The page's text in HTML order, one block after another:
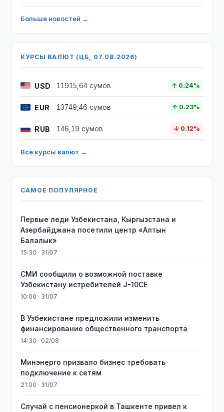
Больше новостей →
КУРСЫ ВАЛЮТ (ЦБ, 07.08.2026)
USD 11915,64 сумов ↑ 0.24%
EUR 13749,46 сумов ↑ 0.23%
RUB 146,19 сумов ↓ 0.12%
Все курсы валют →
САМОЕ ПОПУЛЯРНОЕ
Первые леди Узбекистана, Кыргызстана и
Азербайджана посетили центр «Алтын
Балалык»
15:30 · 31/07
СМИ сообщили о возможной поставке
Узбекистану истребителей J-10CE
10:00 · 31/07
В Узбекистане предложили изменить
финансирование общественного транспорта
14:30 · 02/08
Минэнерго призвало бизнес требовать
подключение к сетям
21:00 · 31/07
Случай с пенсионеркой в Ташкенте привел к